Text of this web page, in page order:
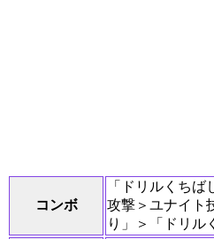
コンボ
「ドリルくち
攻撃＞ユナイト
り」＞「ドリル